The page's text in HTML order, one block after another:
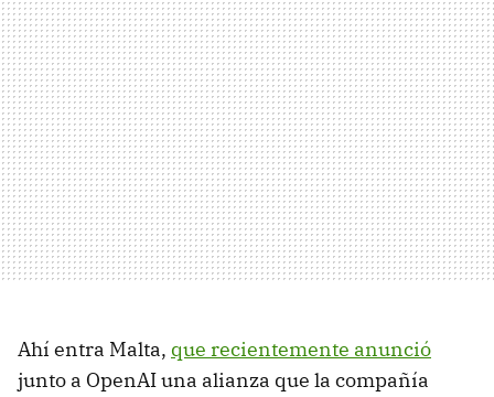
Ahí entra Malta, que recientemente anunció
junto a OpenAI una alianza que la compañía